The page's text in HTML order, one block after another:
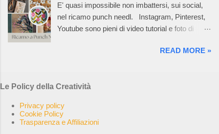
aventi valore espressivo autonomo, è diffuso fin
dalle civiltà più antiche. Le tecniche di
lavorazione sono elaborate in un lento processo,
lamine di metallo giunge alle tecniche di fusione,
di espressione artistica, nella realizzazione di
opere di scultura. Ho selezionato 5 opere, di
altrettanti artisti, che in qualche modo hann...
E' quasi impossibile non imbattersi, sui social,
nel ricamo punch needl. Instagram, Pinterest,
Youtube sono pieni di video tutorial e foto di
sembra, facilissimi da realizzare. Oggi, la
creatività e slow craft, risuonano con una nuova
I creativi di tutto il mondo stanno sperimentando
le possibilità del punch needle, come hobby,
READ MORE »
Le Policy della Creatività
Privacy policy
Cookie Policy
Trasparenza e Affiliazioni